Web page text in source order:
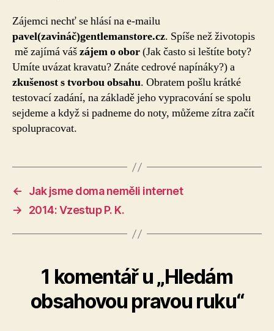
Zájemci nechť se hlásí na e-mailu
pavel(zavináč)gentlemanstore.cz. Spíše než životopis
mě zajímá vášzájem o obor(Jak často si leštíte boty?
Umíte uvázat kravatu? Znáte cedrové napínáky?) a
zkušenost s tvorbou obsahu. Obratem pošlu krátké
testovací zadání, na základě jeho vypracování se spolu
sejdeme a když si padneme do noty, můžeme zítra začít
spolupracovat.
←
Jak jsme doma neměli internet
→
2014: Vzestup P. K.
1 komentář u „Hledám
obsahovou pravou ruku“